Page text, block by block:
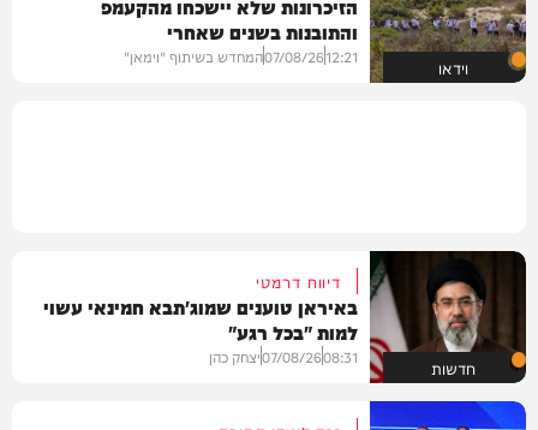
וידאו
והתובנות בשנים שאחרי
12:21
07/08/26המחדש בשיתוף "וימאן"
חדשות
דיווח דרמטי
באיראן טוענים שמוג'תבא חמינאי עשוי
למות "בכל רגע"
08:31
07/08/26יצחק כהן